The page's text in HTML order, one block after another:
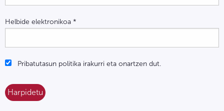
Helbide elektronikoa *
Pribatutasun politika irakurri eta onartzen dut.